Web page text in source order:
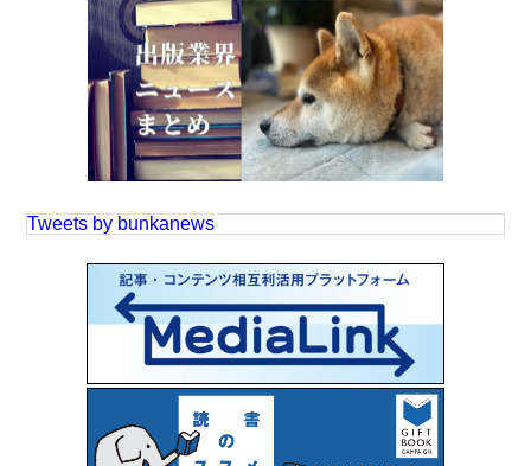
Tweets by bunkanews